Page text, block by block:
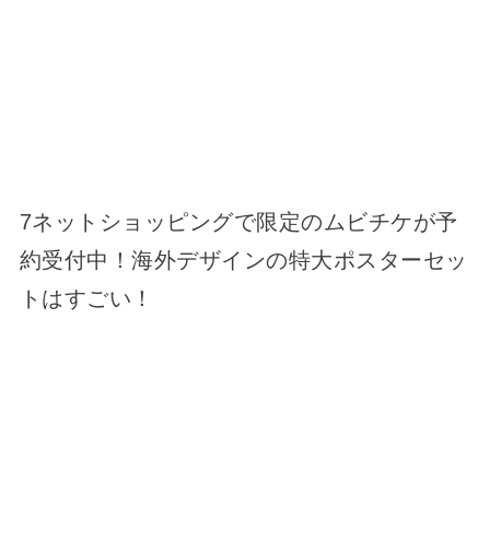
7ネットショッピングで限定のムビチケが予
約受付中！海外デザインの特大ポスターセッ
トはすごい！